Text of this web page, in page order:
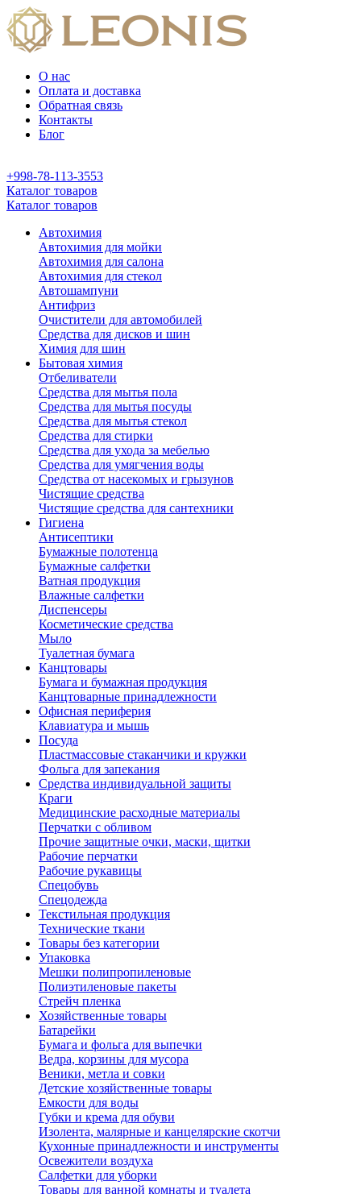
О нас
Оплата и доставка
Обратная связь
Контакты
Блог
+998-78-113-3553
Каталог товаров
Каталог товаров
Автохимия
Автохимия для мойки
Автохимия для салона
Автохимия для стекол
Автошампуни
Антифриз
Очистители для автомобилей
Средства для дисков и шин
Химия для шин
Бытовая химия
Отбеливатели
Средства для мытья пола
Средства для мытья посуды
Средства для мытья стекол
Средства для стирки
Средства для ухода за мебелью
Средства для умягчения воды
Средства от насекомых и грызунов
Чистящие средства
Чистящие средства для сантехники
Гигиена
Антисептики
Бумажные полотенца
Бумажные салфетки
Ватная продукция
Влажные салфетки
Диспенсеры
Косметические средства
Мыло
Туалетная бумага
Канцтовары
Бумага и бумажная продукция
Канцтоварные принадлежности
Офисная периферия
Клавиатура и мышь
Посуда
Пластмассовые стаканчики и кружки
Фольга для запекания
Средства индивидуальной защиты
Краги
Медицинские расходные материалы
Перчатки с обливом
Прочие защитные очки, маски, щитки
Рабочие перчатки
Рабочие рукавицы
Спецобувь
Спецодежда
Текстильная продукция
Технические ткани
Товары без категории
Упаковка
Мешки полипропиленовые
Полиэтиленовые пакеты
Стрейч пленка
Хозяйственные товары
Батарейки
Бумага и фольга для выпечки
Ведра, корзины для мусора
Веники, метла и совки
Детские хозяйственные товары
Емкости для воды
Губки и крема для обуви
Изолента, малярные и канцелярские скотчи
Кухонные принадлежности и инструменты
Освежители воздуха
Салфетки для уборки
Товары для ванной комнаты и туалета